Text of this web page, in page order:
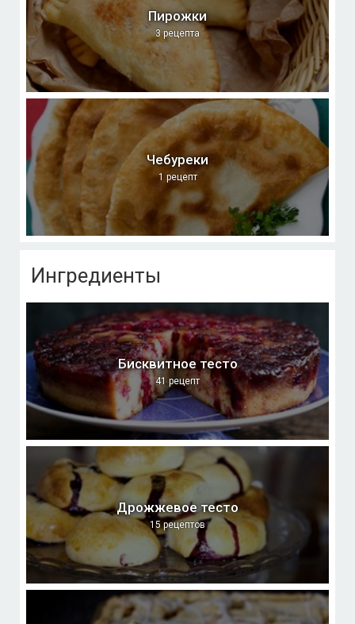
Пирожки
3 рецепта
Чебуреки
1 рецепт
Ингредиенты
Бисквитное тесто
41 рецепт
Дрожжевое тесто
15 рецептов